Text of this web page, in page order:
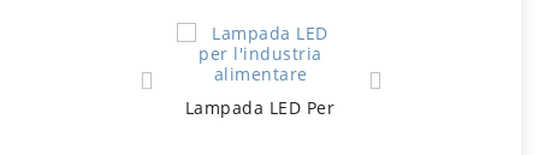
Lampada LED Per L'industria Alimentare